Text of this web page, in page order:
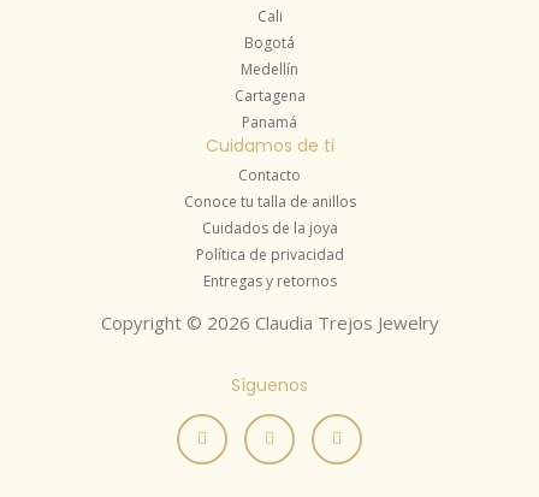
Cali
Bogotá
Medellín
Cartagena
Panamá
Cuidamos de ti
Contacto
Conoce tu talla de anillos
Cuidados de la joya
Política de privacidad
Entregas y retornos
Copyright © 2026 Claudia Trejos Jewelry
Síguenos
I
n
t
F
a
e
Y
o
t